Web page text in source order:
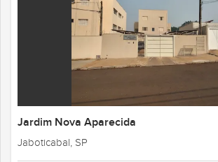
Jardim Nova Aparecida
Jaboticabal, SP